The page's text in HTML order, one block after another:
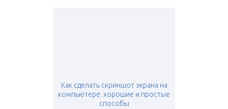
Как сделать скриншот экрана на
компьютере. хорошие и простые
способы